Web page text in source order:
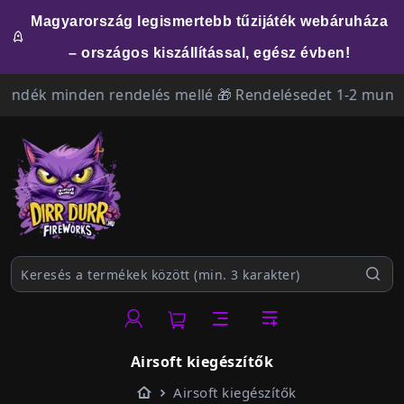
Magyarország legismertebb tűzijáték webáruháza
– országos kiszállítással, egész évben!
rendelés mellé 🎁 Rendelésedet 1-2
Airsoft kiegészítők
Kezdőlap
Airsoft kiegészítők